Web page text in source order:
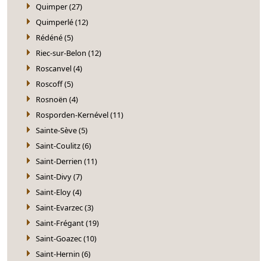
Quimper (27)
Quimperlé (12)
Rédéné (5)
Riec-sur-Belon (12)
Roscanvel (4)
Roscoff (5)
Rosnoën (4)
Rosporden-Kernével (11)
Sainte-Sève (5)
Saint-Coulitz (6)
Saint-Derrien (11)
Saint-Divy (7)
Saint-Eloy (4)
Saint-Evarzec (3)
Saint-Frégant (19)
Saint-Goazec (10)
Saint-Hernin (6)